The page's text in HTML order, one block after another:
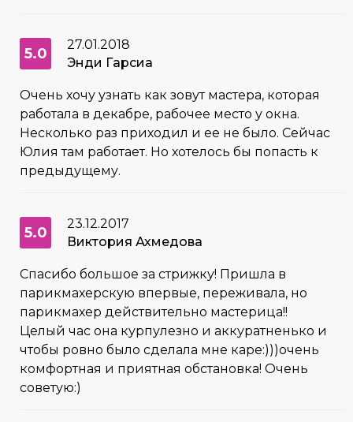
5.0
27.01.2018
Энди Гарсиа
Очень хочу узнать как зовут мастера, которая
работала в декабре, рабочее место у окна.
Несколько раз приходил и ее не было. Сейчас
Юлия там работает. Но хотелось бы попасть к
предыдущему.
5.0
23.12.2017
Виктория Ахмедова
Спасибо большое за стрижку! Пришла в
парикмахерскую впервые, переживала, но
парикмахер действительно мастерица!!
Целый час она курпулезно и аккуратненько и
чтобы ровно было сделала мне каре:)))очень
комфортная и приятная обстановка! Очень
советую:)